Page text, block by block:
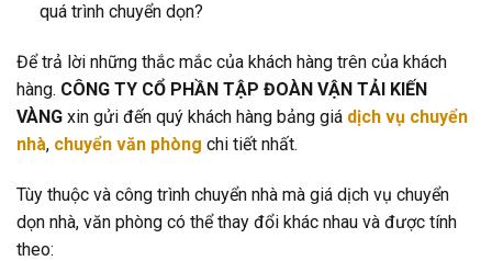
quá trình chuyển dọn?
Để trả lời những thắc mắc của khách hàng trên của khách
hàng. CÔNG TY CỔ PHẦN TẬP ĐOÀN VẬN TẢI KIẾN
VÀNG xin gửi đến quý khách hàng bảng giá dịch vụ chuyển
nhà, chuyển văn phòng chi tiết nhất.
Tùy thuộc và công trình chuyển nhà mà giá dịch vụ chuyển
dọn nhà, văn phòng có thể thay đổi khác nhau và được tính
theo: